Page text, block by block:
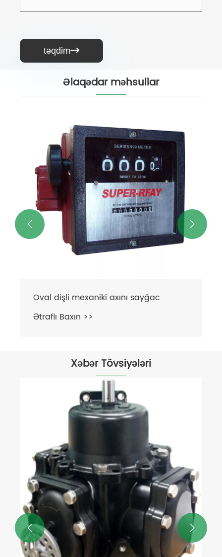
təqdim
Əlaqədar məhsullar
Oval dişli mexaniki axını sayğac
Ətraflı Baxın >>
 
Xəbər Tövsiyələri
 